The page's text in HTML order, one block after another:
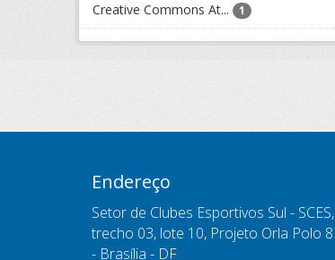
Creative Commons At... 1
Endereço
Setor de Clubes Esportivos Sul - SCES,
trecho 03, lote 10, Projeto Orla Polo 8
- Brasília - DF